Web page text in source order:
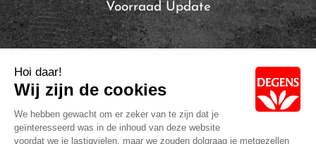
Voorraad Update
Local Brands of Solina